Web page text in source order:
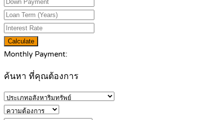
Calculate
Monthly Payment:
ค้นหา ที่คุณต้องการ